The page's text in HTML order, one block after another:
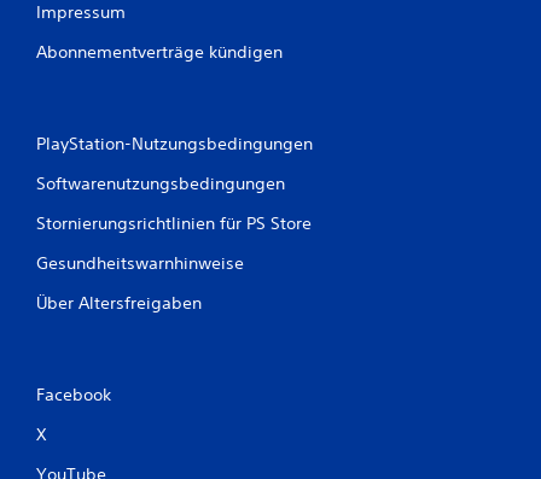
Impressum
Abonnementverträge kündigen
PlayStation-Nutzungsbedingungen
Softwarenutzungsbedingungen
Stornierungsrichtlinien für PS Store
Gesundheitswarnhinweise
Über Altersfreigaben
Facebook
X
YouTube